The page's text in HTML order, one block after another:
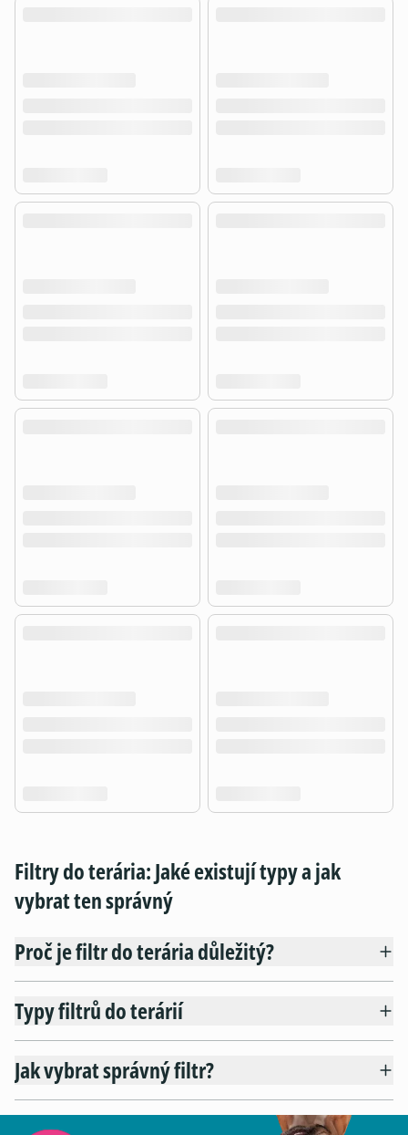
Filtry do terária: Jaké existují typy a jak
vybrat ten správný
Proč je filtr do terária důležitý?
Typy filtrů do terárií
Jak vybrat správný filtr?